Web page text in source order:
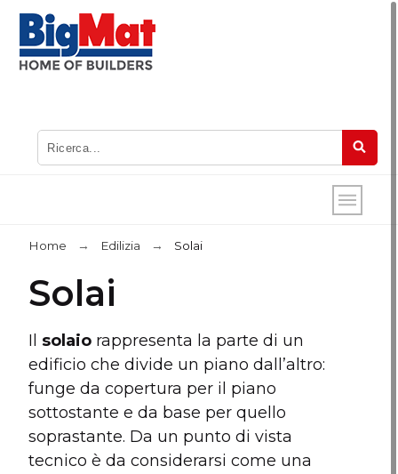
Home Edilizia Solai
Solai
Il solaio rappresenta la parte di un
edificio che divide un piano dall’altro:
funge da copertura per il piano
sottostante e da base per quello
soprastante. Da un punto di vista
tecnico è da considerarsi come una